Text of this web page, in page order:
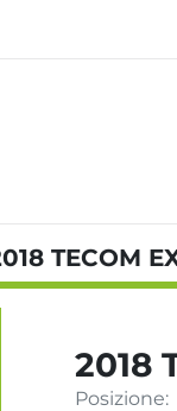
TECOM
2018
Posizione: